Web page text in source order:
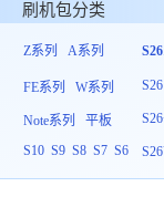
刷机包分类
Z系列 A系列
FE系列 W系列
Note系列
平板
S10 S9 S8 S7 S6
S26